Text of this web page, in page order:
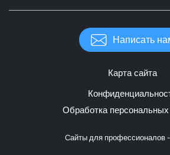
Написать
Карта сайта
Обработка
Cайты для профессионалов -